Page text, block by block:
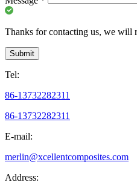
Thanks for contacting us, we will
Submit
Tel:
86-13732282311
86-13732282311
E-mail:
merlin@xcellentcomposites.com
Address: